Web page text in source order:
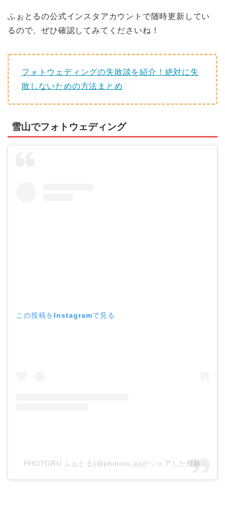
ふぉとるの公式インスタアカウントで随時更新してい
るので、ぜひ確認してみてくださいね！
フォトウェディングの失敗談を紹介！絶対に失
敗しないための方法まとめ
雪山でフォトウェディング
この投稿をInstagramで見る
PHOTORU ふぉとる(@photoru.jp)がシェアした投稿